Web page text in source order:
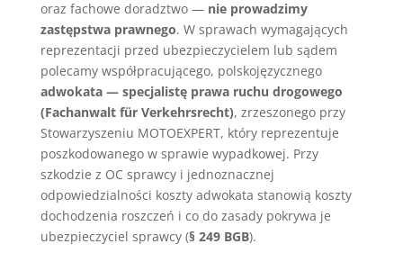
oraz fachowe doradztwo — nie prowadzimy
zastępstwa prawnego. W sprawach wymagających
reprezentacji przed ubezpieczycielem lub sądem
polecamy współpracującego, polskojęzycznego
adwokata — specjalistę prawa ruchu drogowego
(Fachanwalt für Verkehrsrecht), zrzeszonego przy
Stowarzyszeniu MOTOEXPERT, który reprezentuje
poszkodowanego w sprawie wypadkowej. Przy
szkodzie z OC sprawcy i jednoznacznej
odpowiedzialności koszty adwokata stanowią koszty
dochodzenia roszczeń i co do zasady pokrywa je
ubezpieczyciel sprawcy (§ 249 BGB).